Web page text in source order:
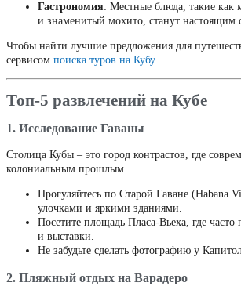
Гастрономия: Местные блюда, такие как
и знаменитый мохито, станут настоящим
Чтобы найти лучшие предложения для
сервисом поиска туров на Кубу.
Топ-5 развлечений на Кубе
1. Исследование Гаваны
Столица Кубы – это город контрастов, где
колониальным прошлым.
Прогуляйтесь по Старой Гаване (Habana
улочками и яркими зданиями.
Посетите площадь Пласа-Вьеха, где часто
и выставки.
Не забудьте сделать фотографию у
2. Пляжный отдых на Варадеро